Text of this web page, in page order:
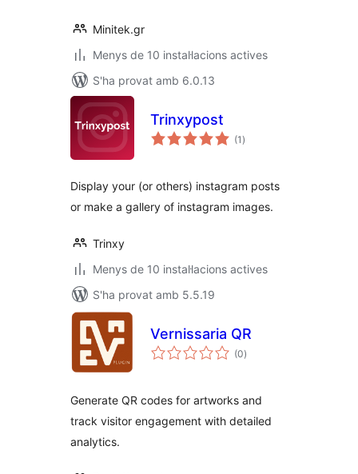
Minitek.gr
Menys de 10 instal·lacions actives
S'ha provat amb 6.0.13
Trinxypost
(1 puntuacions
totals
)
Display your (or others) instagram posts
or make a gallery of instagram images.
Trinxy
Menys de 10 instal·lacions actives
S'ha provat amb 5.5.19
Vernissaria QR
(0puntuacions
totals
)
Generate QR codes for artworks and
track visitor engagement with detailed
analytics.